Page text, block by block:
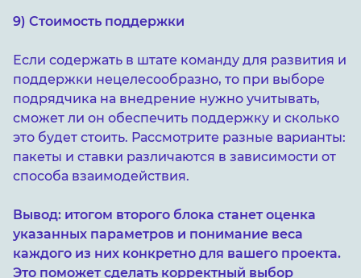
9) Стоимость поддержки
Если содержать в штате команду для развития и
поддержки нецелесообразно, то при выборе
подрядчика на внедрение нужно учитывать,
сможет ли он обеспечить поддержку и сколько
это будет стоить. Рассмотрите разные варианты:
пакеты и ставки различаются в зависимости от
способа взаимодействия.
Вывод: итогом второго блока станет оценка
указанных параметров и понимание веса
каждого из них конкретно для вашего проекта.
Это поможет сделать корректный выбор